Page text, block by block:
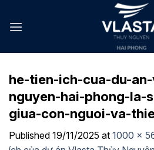
he-tien-ich-cua-du-
nguyen-hai-phong-la-
giua-con-nguoi-va-
Published 19/11/2025 at 1000 ×